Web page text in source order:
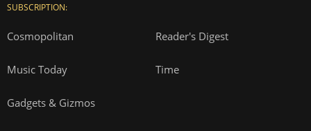
SUBSCRIPTION:
Cosmopolitan Reader's Digest
Music Today Time
Gadgets & Gizmos